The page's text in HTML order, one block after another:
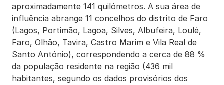
aproximadamente 141 quilómetros. A sua área de
influência abrange 11 concelhos do distrito de Faro
(Lagos, Portimão, Lagoa, Silves, Albufeira, Loulé,
Faro, Olhão, Tavira, Castro Marim e Vila Real de
Santo António), correspondendo a cerca de 88 %
da população residente na região (436 mil
habitantes, segundo os dados provisórios dos